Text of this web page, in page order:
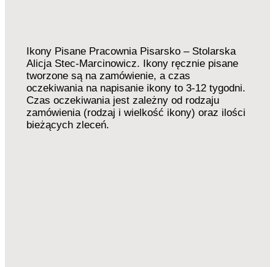
Ikony Pisane Pracownia Pisarsko – Stolarska
Alicja Stec-Marcinowicz. Ikony ręcznie pisane
tworzone są na zamówienie, a czas
oczekiwania na napisanie ikony to 3-12 tygodni.
Czas oczekiwania jest zależny od rodzaju
zamówienia (rodzaj i wielkość ikony) oraz ilości
bieżących zleceń.